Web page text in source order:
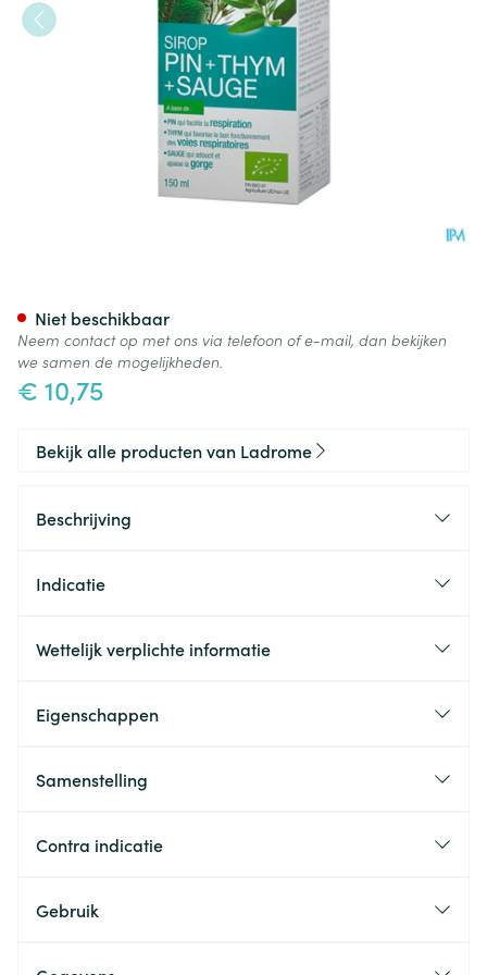
€ 10,75
Niet beschikbaar
Neem contact op met ons via telefoon of e-mail, dan bekijken
we samen de mogelijkheden.
Bekijk alle producten van Ladrome
Beschrijving
Indicatie
Wettelijk verplichte informatie
Eigenschappen
Samenstelling
Contra indicatie
Gebruik